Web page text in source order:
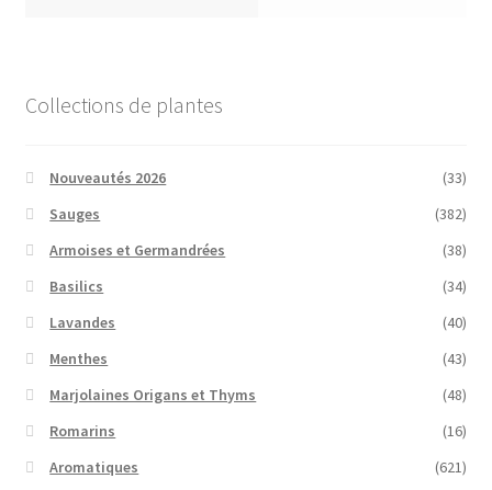
Collections de plantes
Nouveautés 2026
(33)
Sauges
(382)
Armoises et Germandrées
(38)
Basilics
(34)
Lavandes
(40)
Menthes
(43)
Marjolaines Origans et Thyms
(48)
Romarins
(16)
Aromatiques
(621)